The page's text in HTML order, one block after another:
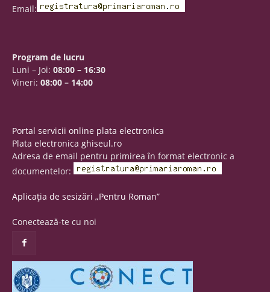
Email:
Program de lucru
Luni – Joi: 08:00 – 16:30
Vineri: 08:00 – 14:00
Portal servicii online plata electronica
Plata electronica ghiseul.ro
Adresa de email pentru primirea în format electronic a
documentelor:
Aplicația de sesizări „Pentru Roman”
Conectează-te cu noi